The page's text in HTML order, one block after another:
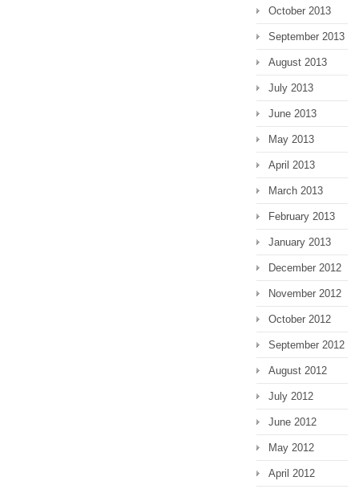
October 2013
September 2013
August 2013
July 2013
June 2013
May 2013
April 2013
March 2013
February 2013
January 2013
December 2012
November 2012
October 2012
September 2012
August 2012
July 2012
June 2012
May 2012
April 2012